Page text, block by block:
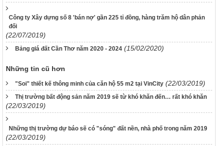
Công ty Xây dựng số 8 'bán nợ' gần 225 tỉ đồng, hàng trăm hộ dân phản
đối
(22/07/2019)
Bảng giá đất Cần Thơ năm 2020 - 2024 (15/02/2020)
Những tin cũ hơn
"Soi" thiết kế thông minh của căn hộ 55 m2 tại VinCity (22/03/2019)
Thị trường bất động sản năm 2019 sẽ từ khó khăn đến… rất khó khăn
(22/03/2019)
Những thị trường dự báo sẽ có "sóng" đất nền, nhà phố trong năm 2019
(22/03/2019)